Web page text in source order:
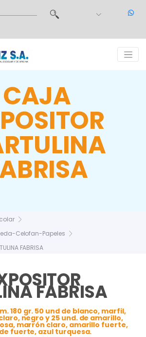
CAJA
Celofan-Papeles
FABRISA
FABRISA
180 gr. 50 und de blanco, marfil,
negro y 25 und. de amarillo,
marrón claro, amarillo fuerte,
fuerte, azul turquesa.